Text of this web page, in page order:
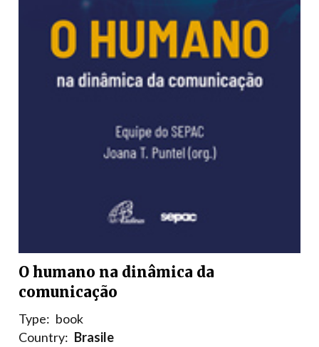
O humano na dinâmica da
comunicação
Type: book
Country: Brasile